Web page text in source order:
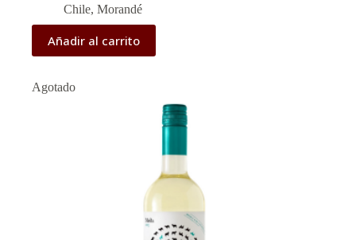
Chile, Morandé
Añadir al carrito
Agotado